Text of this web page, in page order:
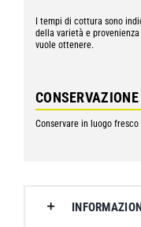
I tempi di cottura sono
della varietà e
vuole ottenere.
CONSERVAZIONE
Conservare in luogo